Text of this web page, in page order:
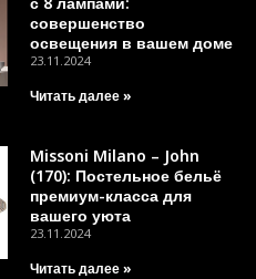
совершенство
освещения в вашем доме
23.11.2024
Читать далее »
Missoni Milano – John
(170): Постельное бельё
премиум-класса для
вашего уюта
23.11.2024
Читать далее »